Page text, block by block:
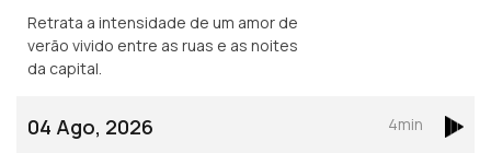
Retrata a intensidade de um amor de
verão vivido entre as ruas e as noites
da capital.
04 Ago, 2026
4min